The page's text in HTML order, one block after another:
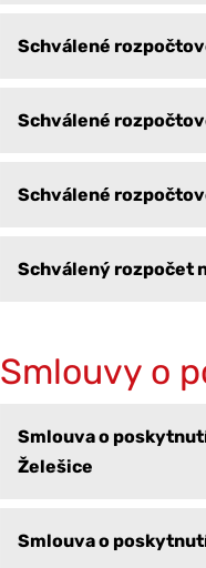
Schválené
Schválené
Schválené
Schválený rozpočet
Smlouvy o
Smlouva o
Želešice
Smlouva o